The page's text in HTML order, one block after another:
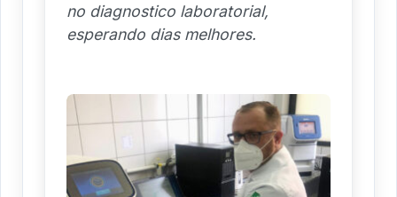
no diagnostico laboratorial,
esperando dias melhores.